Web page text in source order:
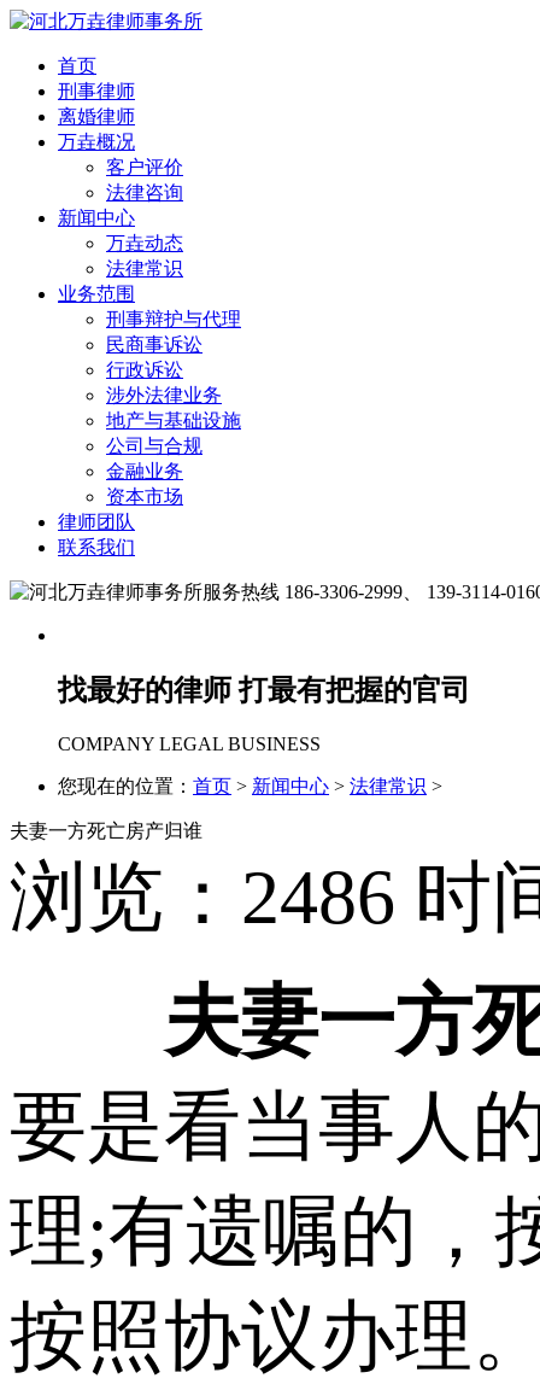
首页
刑事律师
离婚律师
万垚概况
客户评价
法律咨询
新闻中心
万垚动态
法律常识
业务范围
刑事辩护与代理
民商事诉讼
行政诉讼
涉外法律业务
地产与基础设施
公司与合规
金融业务
资本市场
律师团队
联系我们
186-3306-2999、 139-3114-
找最好的律师 打最有把握的官司
COMPANY LEGAL BUSINESS
您现在的位置： 首页 > 新闻中心 > 法律常识 >
夫妻一方死亡房产归谁
浏览： 2486 时
夫妻一方
要是看当事人
理;有遗嘱的，
按照协议办理